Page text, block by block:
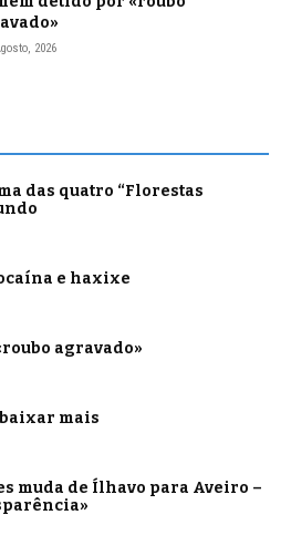
2026
das quatro “Florestas
e haxixe
agravado»
mais
muda de Ílhavo para Aveiro –